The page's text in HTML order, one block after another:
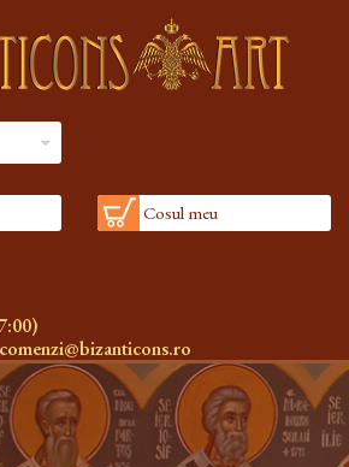
Cosul meu
comenzi@bizanticons.ro